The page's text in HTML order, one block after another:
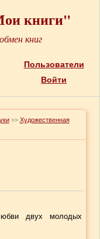
книги"
книг
Пользователи
Войти
>> Художественная
двух молодых